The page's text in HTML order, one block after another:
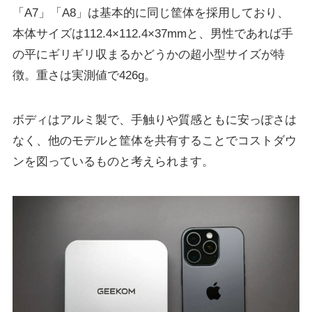
「A7」「A8」は基本的に同じ筐体を採用しており、
本体サイズは112.4×112.4×37mmと、男性であれば手
の平にギリギリ収まるかどうかの超小型サイズが特
徴。重さは実測値で426g。
ボディはアルミ製で、手触りや質感ともに安っぽさは
なく、他のモデルと筐体を共有することでコストダウ
ンを図っているものと考えられます。